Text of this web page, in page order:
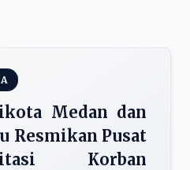
Medan dan
Resmikan Pusat
Korban